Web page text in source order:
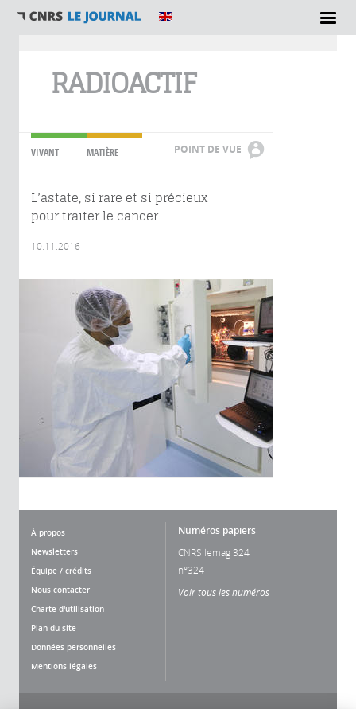
RADIOACTIF
VIVANT MATIÈRE POINT DE VUE
L’astate, si rare et si précieux
pour traiter le cancer
10.11.2016
À propos
Newsletters
Équipe / crédits
Nous contacter
Charte d'utilisation
Plan du site
Données personnelles
Mentions légales
Numéros papiers
CNRS lemag 324
n°324
Voir tous les numéros